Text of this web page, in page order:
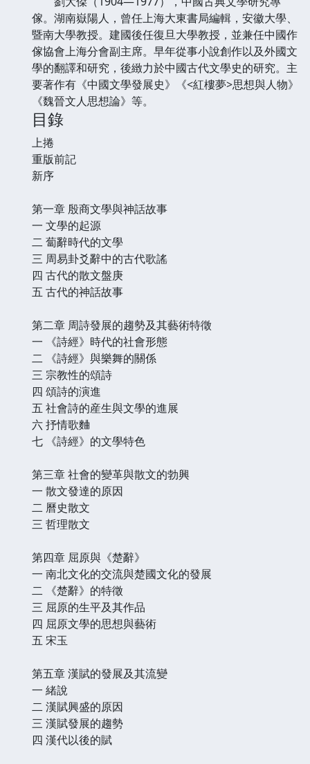
傢。湖南嶽陽人，曾任上海大東書局編輯，安徽大學、
暨南大學教授。建國後任復旦大學教授，並兼任中國作
傢協會上海分會副主席。早年從事小說創作以及外國文
學的翻譯和研究，後緻力於中國古代文學史的研究。主
要著作有《中國文學發展史》《<紅樓夢>思想與人物》
《魏晉文人思想論》等。
目錄
上捲
重版前記
新序
第一章 殷商文學與神話故事
一 文學的起源
二 蔔辭時代的文學
三 周易卦爻辭中的古代歌謠
四 古代的散文盤庚
五 古代的神話故事
第二章 周詩發展的趨勢及其藝術特徵
一 《詩經》時代的社會形態
二 《詩經》與樂舞的關係
三 宗教性的頌詩
四 頌詩的演進
五 社會詩的産生與文學的進展
六 抒情歌麯
七 《詩經》的文學特色
第三章 社會的變革與散文的勃興
一 散文發達的原因
二 曆史散文
三 哲理散文
第四章 屈原與《楚辭》
一 南北文化的交流與楚國文化的發展
二 《楚辭》的特徵
三 屈原的生平及其作品
四 屈原文學的思想與藝術
五 宋玉
第五章 漢賦的發展及其流變
一 緒說
二 漢賦興盛的原因
三 漢賦發展的趨勢
四 漢代以後的賦